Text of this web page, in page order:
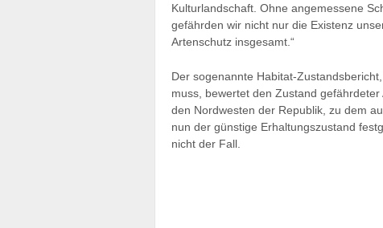
Kulturlandschaft. Ohne angemessene
gefährden wir nicht nur die Existenz
Artenschutz insgesamt.“
Der sogenannte Habitat-
muss, bewertet den Zustand
den Nordwesten der Republik, zu dem
nun der günstige Erhaltungszustand
nicht der Fall.